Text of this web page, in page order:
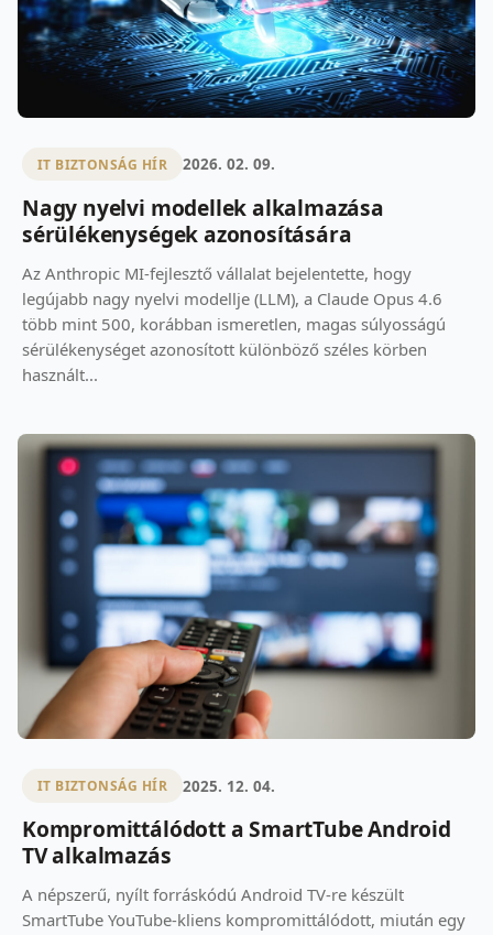
IT BIZTONSÁG HÍR 2026. 02. 09.
Nagy nyelvi modellek alkalmazása
sérülékenységek azonosítására
Az Anthropic MI-fejlesztő vállalat bejelentette, hogy
legújabb nagy nyelvi modellje (LLM), a Claude Opus 4.6
több mint 500, korábban ismeretlen, magas súlyosságú
sérülékenységet azonosított különböző széles körben
használt...
IT BIZTONSÁG HÍR 2025. 12. 04.
Kompromittálódott a SmartTube Android
TV alkalmazás
A népszerű, nyílt forráskódú Android TV-re készült
SmartTube YouTube-kliens kompromittálódott, miután egy